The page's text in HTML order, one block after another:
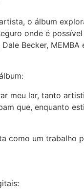
o álbum
onde é
Becker,
meu lar, tanto
que, enquanto
como um